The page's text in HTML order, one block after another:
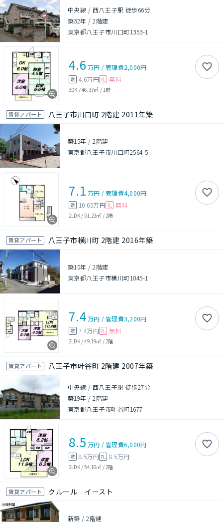
中央線 / 西八王子駅 徒歩66分
築32年 /2階建
東京都八王子市川口町1353-1
4.6 万円 /管理費2,000円
敷 4.6万円 礼 無料
3DK /46.37㎡ / 1階
賃貸アパート 八王子市川口町 2階建 2011年築
築15年 /2階建
東京都八王子市川口町2564-5
7.1 万円 /管理費4,000円
敷 10.65万円 礼 無料
2LDK/51.23㎡ / 2階
賃貸アパート 八王子市横川町 2階建 2016年築
築10年 /2階建
東京都八王子市横川町1045-1
7.4万円 /管理費3,200円
敷 7.4万円 礼 無料
2LDK/49.19㎡ / 2階
賃貸アパート 八王子市叶谷町 2階建 2007年築
中央線 / 西八王子駅 徒歩27分
築19年 /2階建
東京都八王子市叶谷町1677
8.5 万円 /管理費6,000円
敷 8.5万円礼 8.5万円
2LDK/54.16㎡ / 2階
賃貸アパート クルール イースト
新築 /2階建